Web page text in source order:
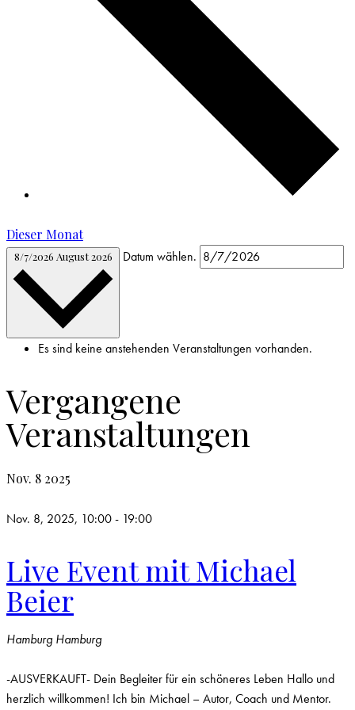
Dieser Monat
8/7/2026 August 2026 Datum wählen.
Es sind keine anstehenden Veranstaltungen vorhanden.
Vergangene
Veranstaltungen
Nov. 8 2025
Nov. 8, 2025, 10:00- 19:00
Live Event mit Michael
Beier
Hamburg Hamburg
-AUSVERKAUFT- Dein Begleiter für ein schöneres Leben Hallo und
herzlich willkommen! Ich bin Michael – Autor, Coach und Mentor.